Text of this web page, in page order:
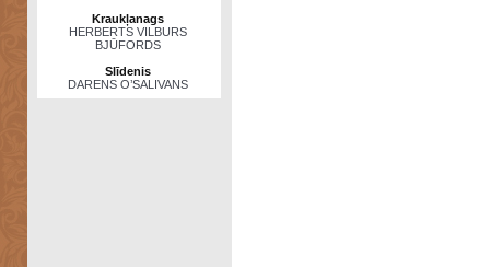
Kraukļanags
HERBERTS VILBURS
BJŪFORDS
Slīdenis
DARENS O’SALIVANS